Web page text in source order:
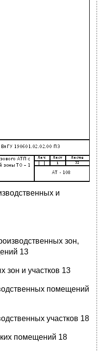
и
зон,
13
зон и участков 13
помещений
участков 18
помещений 18